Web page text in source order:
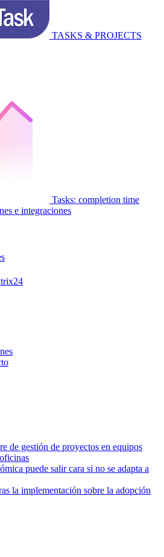
TASKS & PROJECTS
Tasks: completion time
e integraciones
de gestión de proyectos en equipos
puede salir cara si no se adapta a
la implementación sobre la adopción